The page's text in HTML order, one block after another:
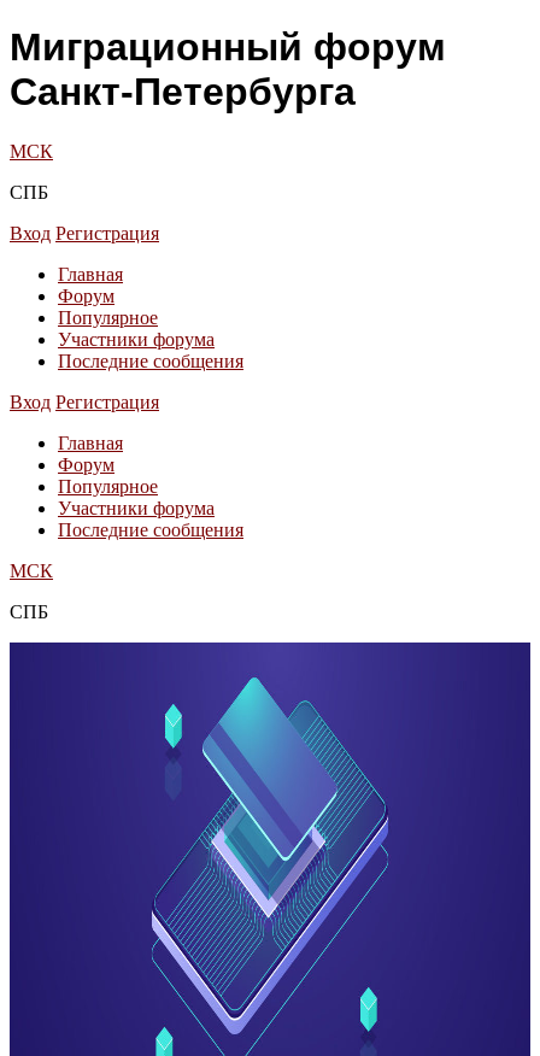
Миграционный форум
Санкт-Петербурга
МСК
СПБ
Вход Регистрация
Главная
Форум
Популярное
Участники форума
Последние сообщения
Вход Регистрация
Главная
Форум
Популярное
Участники форума
Последние сообщения
МСК
СПБ